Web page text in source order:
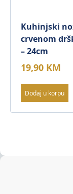
Kuhinjski
crvenom
– 24cm
19,90 KM
Dodaj u korpu